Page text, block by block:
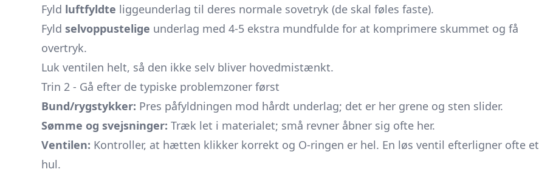
Fyld luftfyldte liggeunderlag til deres normale sovetryk (de skal føles faste).
Fyld selvoppustelige underlag med 4-5 ekstra mundfulde for at komprimere skummet og få
overtryk.
Luk ventilen helt, så den ikke selv bliver hovedmistænkt.
Trin 2 - Gå efter de typiske problemzoner først
Bund/rygstykker: Pres påfyldningen mod hårdt underlag; det er her grene og sten slider.
Sømme og svejsninger: Træk let i materialet; små revner åbner sig ofte her.
Ventilen: Kontroller, at hætten klikker korrekt og O-ringen er hel. En løs ventil efterligner ofte et
hul.